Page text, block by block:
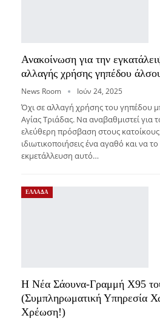
Ανακοίνωση για την
αλλαγής χρήσης γηπέδου
News Room Ιούν 24, 2025
Όχι σε αλλαγή χρήσης του γηπέδου
Αγίας Τριάδας. Να αναβαθμιστεί για
ελεύθερη πρόσβαση στους
ιδιωτικοποιήσεις ένα αγαθό και να
εκμετάλλευση αυτό…
ΕΛΛΑΔΑ
Η Νέα Σάουνα-Γραμμή Χ95
(Συμπληρωματική Υπηρεσία
Χρέωση!)